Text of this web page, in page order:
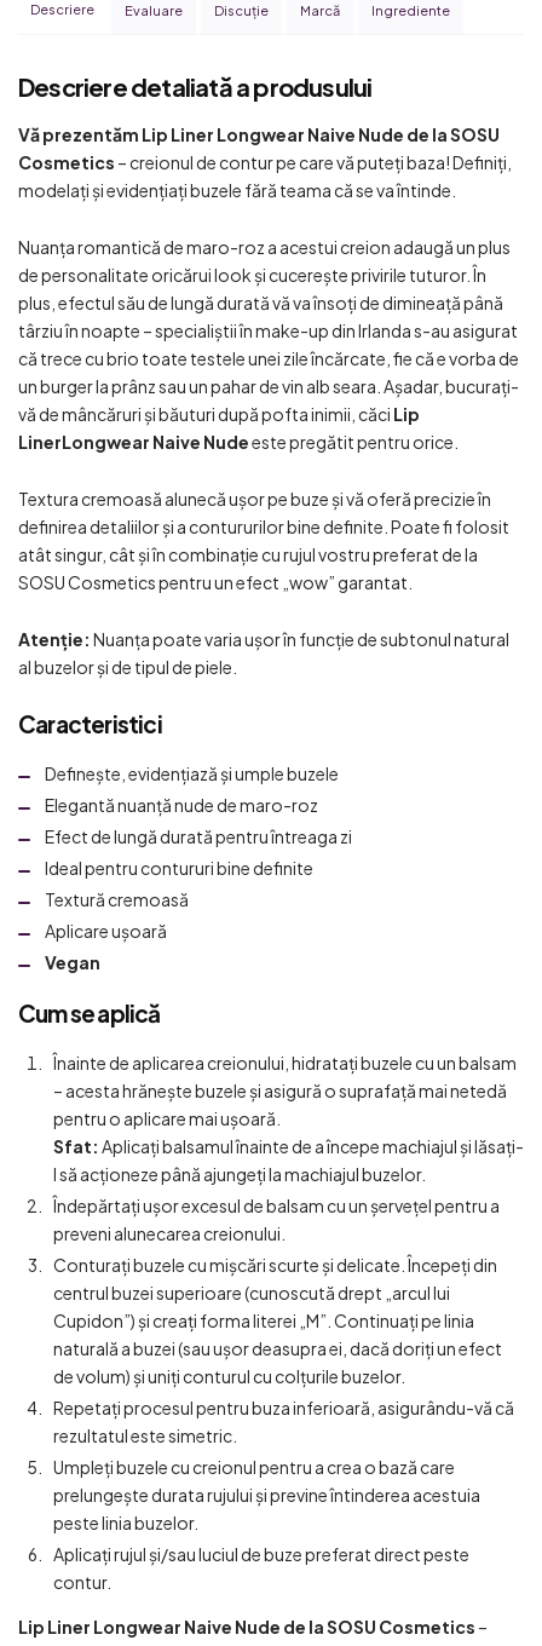
Descriere Evaluare Discuţie Marcă Ingrediente
Descriere detaliată a produsului
Vă prezentăm Lip Liner Longwear Naive Nude de la SOSU
Cosmetics – creionul de contur pe care vă puteți baza! Definiți,
modelați și evidențiați buzele fără teama că se va întinde.
Nuanța romantică de maro-roz a acestui creion adaugă un plus
de personalitate oricărui look și cucerește privirile tuturor. În
plus, efectul său de lungă durată vă va însoți de dimineață până
târziu în noapte – specialiștii în make-up din Irlanda s-au asigurat
că trece cu brio toate testele unei zile încărcate, fie că e vorba de
un burger la prânz sau un pahar de vin alb seara. Așadar, bucurați-
vă de mâncăruri și băuturi după pofta inimii, căci Lip
LinerLongwear Naive Nudeeste pregătit pentru orice.
Textura cremoasă alunecă ușor pe buze și vă oferă precizie în
definirea detaliilor și a contururilor bine definite. Poate fi folosit
atât singur, cât și în combinație cu rujul vostru preferat de la
SOSU Cosmetics pentru un efect „wow” garantat.
Atenție: Nuanța poate varia ușor în funcție de subtonul natural
al buzelor și de tipul de piele.
Caracteristici
Definește, evidențiază și umple buzele
Elegantă nuanță nude de maro-roz
Efect de lungă durată pentru întreaga zi
Ideal pentru contururi bine definite
Textură cremoasă
Aplicare ușoară
Vegan
Cum se aplică
Înainte de aplicarea creionului, hidratați buzele cu un balsam
– acesta hrănește buzele și asigură o suprafață mai netedă
pentru o aplicare mai ușoară.
Sfat: Aplicați balsamul înainte de a începe machiajul și lăsați-
l să acționeze până ajungeți la machiajul buzelor.
Îndepărtați ușor excesul de balsam cu un șervețel pentru a
preveni alunecarea creionului.
Conturați buzele cu mișcări scurte și delicate. Începeți din
centrul buzei superioare (cunoscută drept „arcul lui
Cupidon”) și creați forma literei „M”. Continuați pe linia
naturală a buzei (sau ușor deasupra ei, dacă doriți un efect
de volum) și uniți conturul cu colțurile buzelor.
Repetați procesul pentru buza inferioară, asigurându-vă că
rezultatul este simetric.
Umpleți buzele cu creionul pentru a crea o bază care
prelungește durata rujului și previne întinderea acestuia
peste linia buzelor.
Aplicați rujul și/sau luciul de buze preferat direct peste
contur.
Lip Liner Longwear Naive Nude de la SOSU Cosmetics –